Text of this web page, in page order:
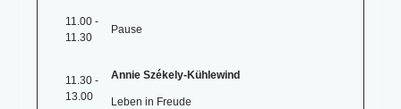
11.00 -
11.30
Pause
11.30 -
13.00
Annie Székely-Kühlewind
Leben in Freude